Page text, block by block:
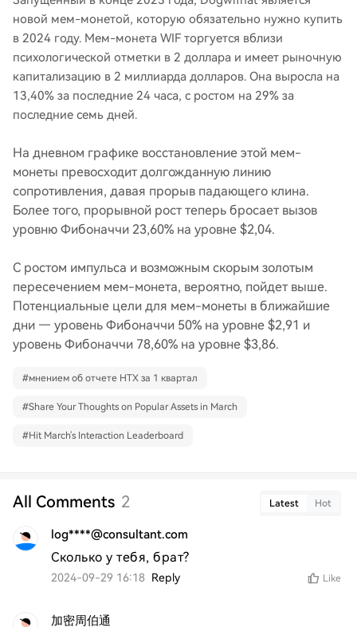
новой мем-монетой, которую обязательно нужно купить
в 2024 году. Мем-монета WIF торгуется вблизи
психологической отметки в 2 доллара и имеет рыночную
капитализацию в 2 миллиарда долларов. Она выросла на
13,40% за последние 24 часа, с ростом на 29% за
последние семь дней.
На дневном графике восстановление этой мем-
монеты превосходит долгожданную линию
сопротивления, давая прорыв падающего клина.
Более того, прорывной рост теперь бросает вызов
уровню Фибоначчи 23,60% на уровне $2,04.
С ростом импульса и возможным скорым золотым
пересечением мем-монета, вероятно, пойдет выше.
Потенциальные цели для мем-монеты в ближайшие
дни — уровень Фибоначчи 50% на уровне $2,91 и
уровень Фибоначчи 78,60% на уровне $3,86.
#мнением об отчете HTX за 1 квартал
#Share Your Thoughts on Popular Assets in March
#Hit March's Interaction Leaderboard
All Comments 2 Latest Hot
log****@consultant.com
Сколько у тебя, брат?
2024-09-29 16:18 Reply Like
加密周伯通